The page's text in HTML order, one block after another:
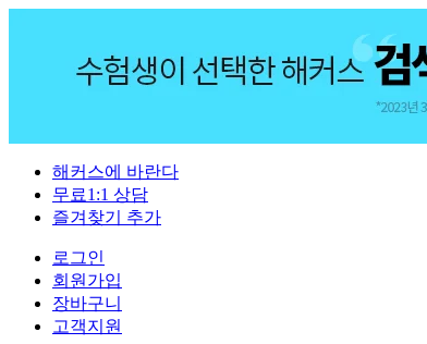
해커스에 바란다
무료1:1 상담
즐겨찾기 추가
로그인
회원가입
장바구니
고객지원